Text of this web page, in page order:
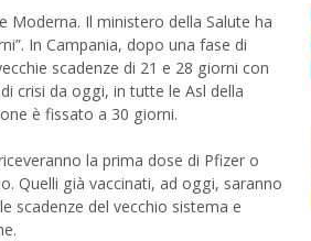
Moderna. Il ministero della Salute ha
In Campania, dopo una fase di
scadenze di 21 e 28 giorni con
crisi da oggi, in tutte le Asl della
è fissato a 30 giorni.
la prima dose di Pfizer o
Quelli già vaccinati, ad oggi, saranno
scadenze del vecchio sistema e